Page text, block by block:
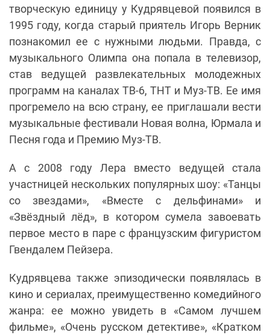
творческую единицу у Кудрявцевой появился в
1995 году, когда старый приятель Игорь Верник
познакомил ее с нужными людьми. Правда, с
музыкального Олимпа она попала в телевизор,
став ведущей развлекательных молодежных
программ на каналах ТВ-6, ТНТ и Муз-ТВ. Ее имя
прогремело на всю страну, ее приглашали вести
музыкальные фестивали Новая волна, Юрмала и
Песня года и Премию Муз-ТВ.
А с 2008 году Лера вместо ведущей стала
участницей нескольких популярных шоу: «Танцы
со звездами», «Вместе с дельфинами» и
«Звёздный лёд», в котором сумела завоевать
первое место в паре с французским фигуристом
Гвендалем Пейзера.
Кудрявцева также эпизодически появлялась в
кино и сериалах, преимущественно комедийного
жанра: ее можно увидеть в «Самом лучшем
фильме», «Очень русском детективе», «Кратком